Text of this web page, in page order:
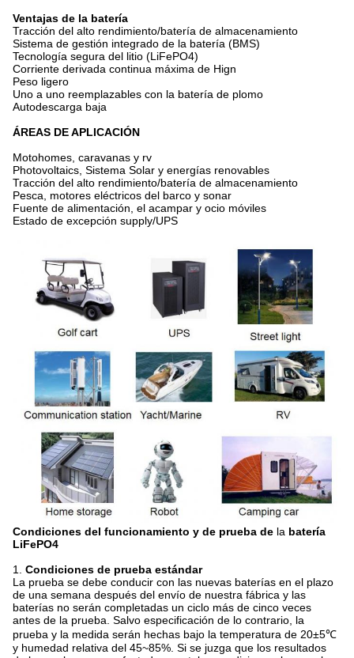
Ventajas de la batería
Tracción del alto rendimiento/batería de almacenamiento
Sistema de gestión integrado de la batería (BMS)
Tecnología segura del litio (LiFePO4)
Corriente derivada continua máxima de Hign
Peso ligero
Uno a uno reemplazables con la batería de plomo
Autodescarga baja
ÁREAS DE APLICACIÓN
Motohomes, caravanas y rv
Photovoltaics, Sistema Solar y energías renovables
Tracción del alto rendimiento/batería de almacenamiento
Pesca, motores eléctricos del barco y sonar
Fuente de alimentación, el acampar y ocio móviles
Estado de excepción supply/UPS
Condiciones del funcionamiento y de prueba de la batería
LiFePO4
1. Condiciones de prueba estándar
La prueba se debe conducir con las nuevas baterías en el plazo
de una semana después del envío de nuestra fábrica y las
baterías no serán completadas un ciclo más de cinco veces
antes de la prueba. Salvo especificación de lo contrario, la
prueba y la medida serán hechas bajo la temperatura de 20±5℃
y humedad relativa del 45~85%. Si se juzga que los resultados